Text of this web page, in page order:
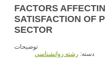
FACTORS
SATISFACTION OF
SECTOR
توضیحات
دسته: رشته روانشناسي